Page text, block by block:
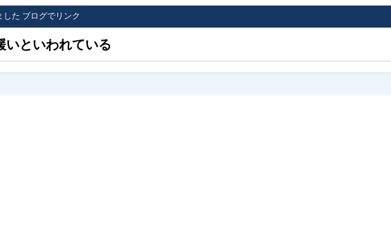
た ブログでリンク
いといわれている